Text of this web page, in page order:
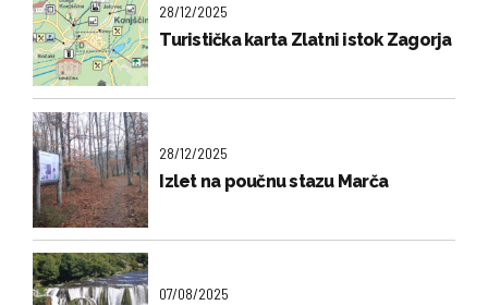
28/12/2025
Turistička karta Zlatni istok Zagorja
28/12/2025
Izlet na poučnu stazu Marča
07/08/2025